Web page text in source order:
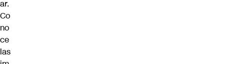
ar.
Co
no
ce
las